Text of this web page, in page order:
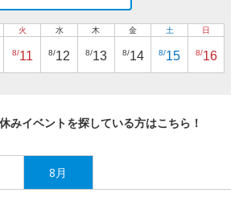
火
8/11
水
8/12
木
8/13
金
8/14
土
8/15
日
8/16
みイベントを探している方はこちら！
8月